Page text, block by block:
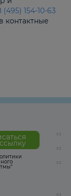
(495) 154-10-63
контактные